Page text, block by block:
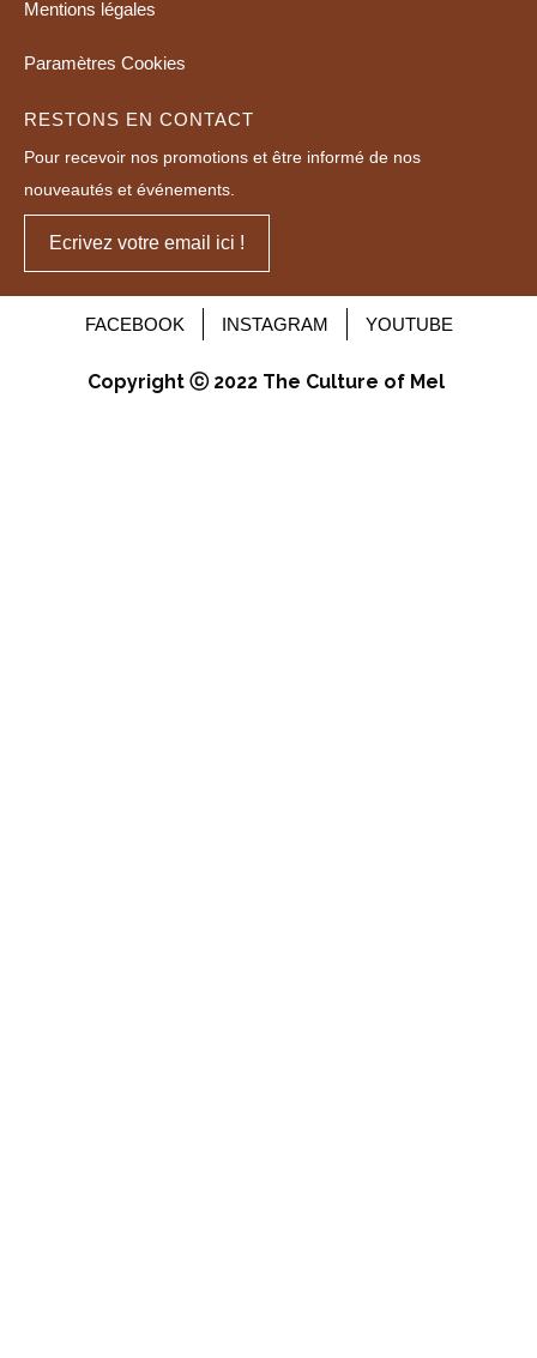
Mentions légales
Paramètres Cookies
RESTONS EN CONTACT
Pour recevoir nos promotions et être informé de nos
nouveautés et événements.
Ecrivez votre email ici !
FACEBOOK INSTAGRAM YOUTUBE
Copyright ⓒ 2022 The Culture of Mel